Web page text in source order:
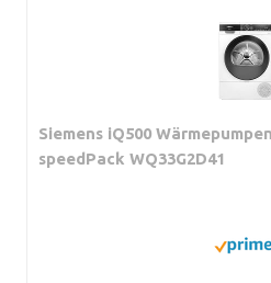
Siemens iQ500
speedPack WQ33G2D41